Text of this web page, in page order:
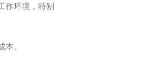
作环境，特别
。